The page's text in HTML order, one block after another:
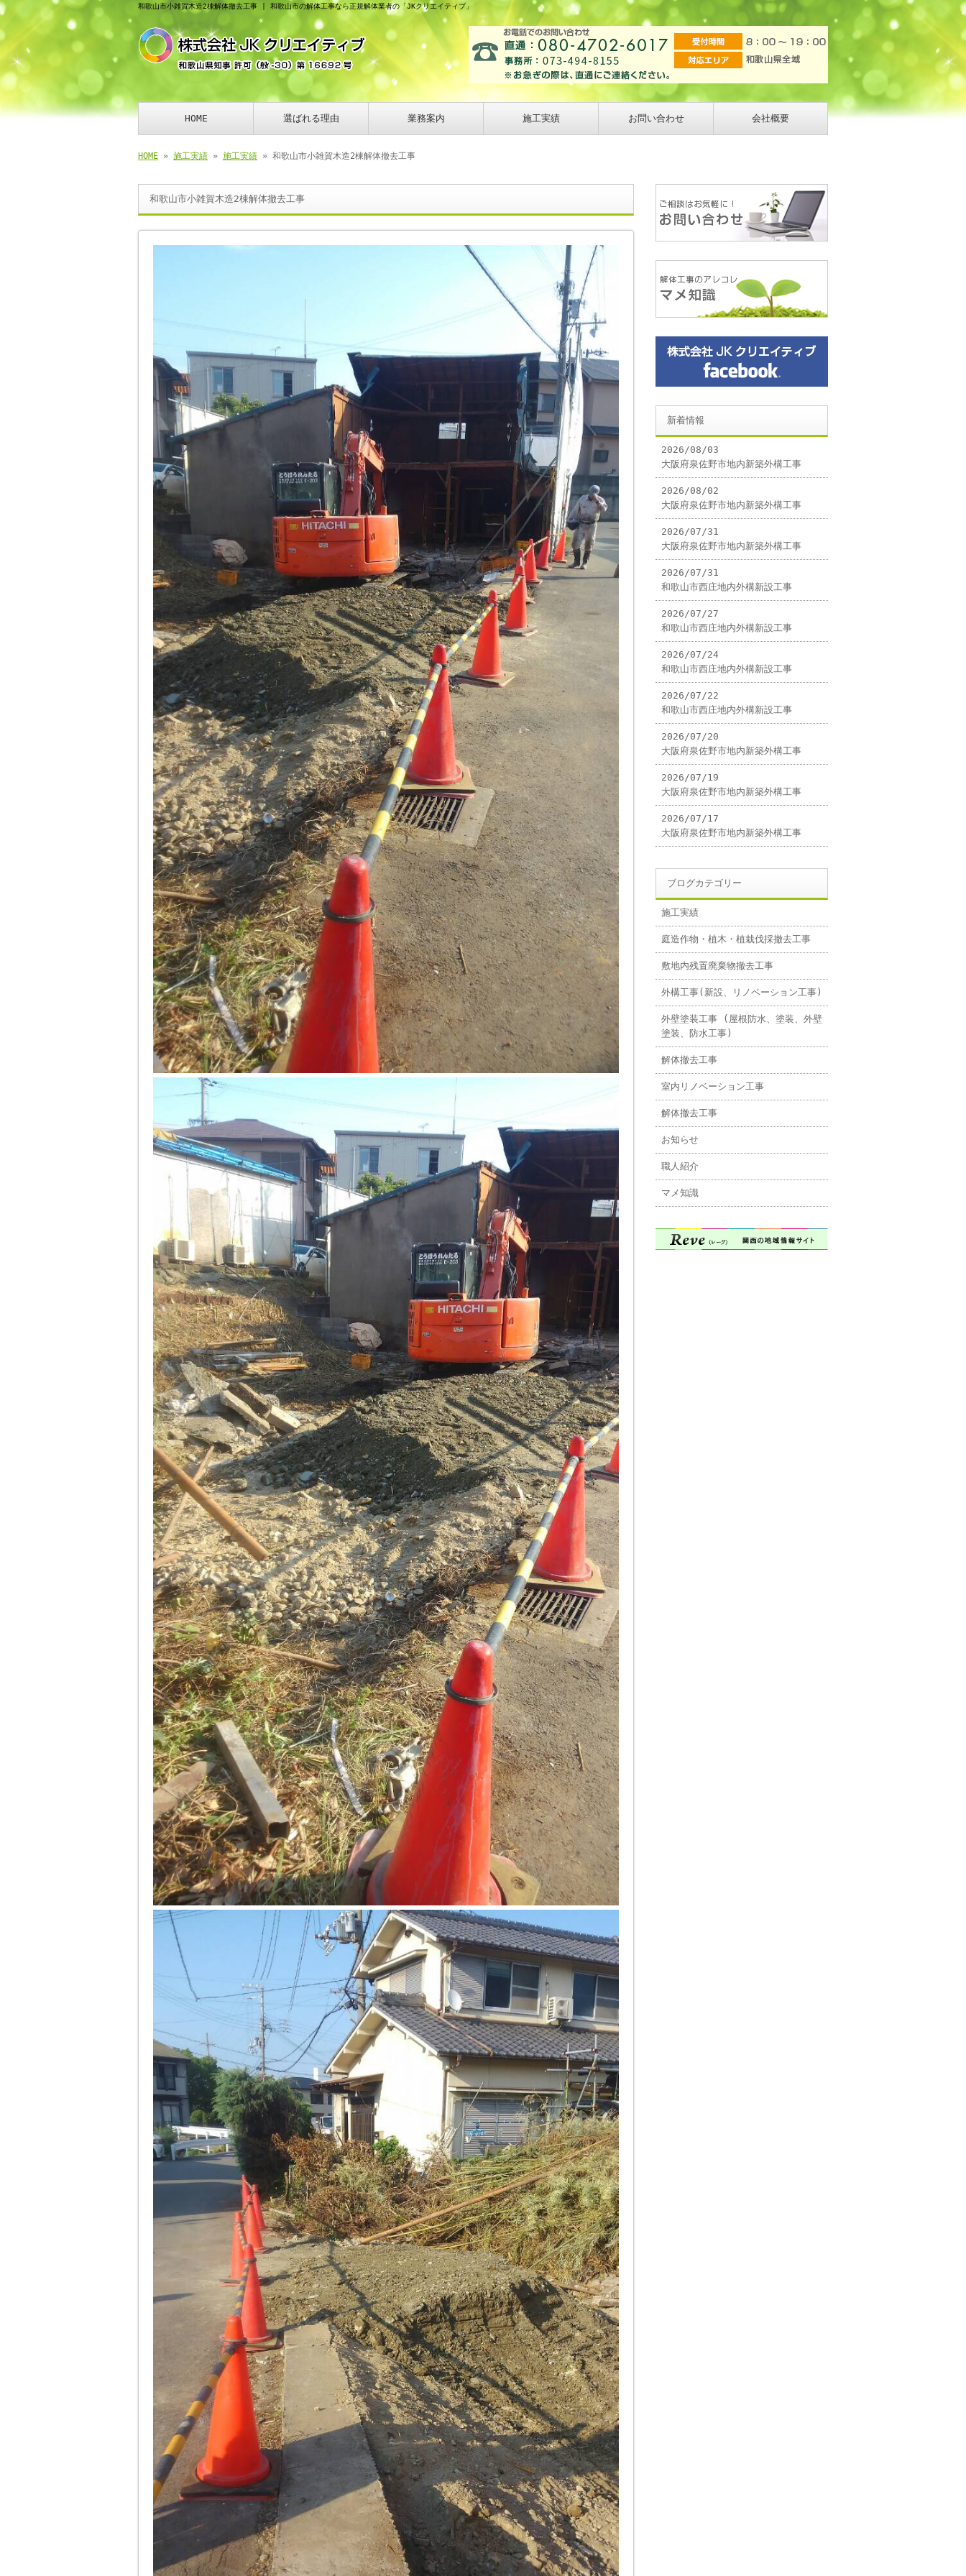
和歌山市小雑賀木造2棟解体撤去工事 | 和歌山市の解体工事なら正規解体業者の「JKクリエイティブ」
HOME 選ばれる理由 業務案内 施工実績 お問い合わせ 会社概要
HOME » 施工実績 » 施工実績 » 和歌山市小雑賀木造2棟解体撤去工事
和歌山市小雑賀木造2棟解体撤去工事
新着情報
2026/08/03
大阪府泉佐野市地内新築外構工事
2026/08/02
大阪府泉佐野市地内新築外構工事
2026/07/31
大阪府泉佐野市地内新築外構工事
2026/07/31
和歌山市西庄地内外構新設工事
2026/07/27
和歌山市西庄地内外構新設工事
2026/07/24
和歌山市西庄地内外構新設工事
2026/07/22
和歌山市西庄地内外構新設工事
2026/07/20
大阪府泉佐野市地内新築外構工事
2026/07/19
大阪府泉佐野市地内新築外構工事
2026/07/17
大阪府泉佐野市地内新築外構工事
ブログカテゴリー
施工実績
庭造作物・植木・植栽伐採撤去工事
敷地内残置廃棄物撤去工事
外構工事(新設、リノベーション工事)
外壁塗装工事 (屋根防水、塗装、外壁
塗装、防水工事)
解体撤去工事
室内リノベーション工事
解体撤去工事
お知らせ
職人紹介
マメ知識